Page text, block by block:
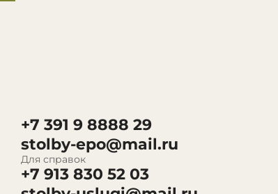
+7 391 9 8888 29
stolby-epo@mail.ru
Для справок
+7 913 830 52 03